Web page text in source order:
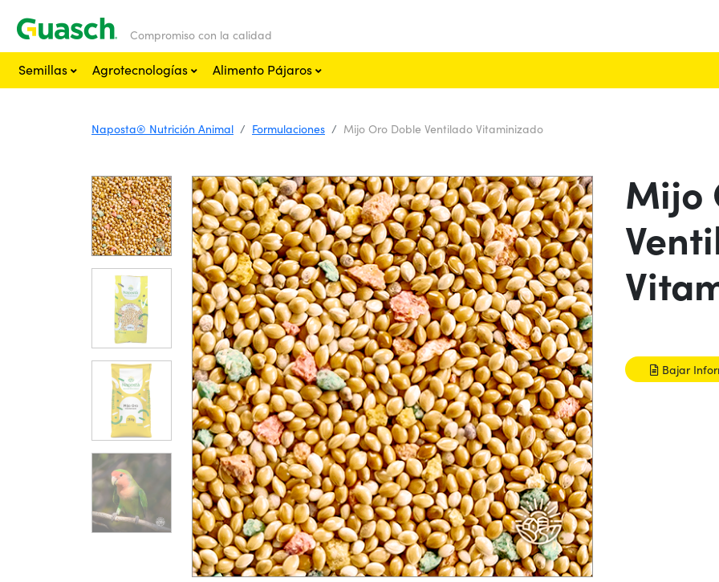
Compromiso con la calidad
Semillas
Agrotecnologías Alimento Pájaros
Naposta® Nutrición Animal Formulaciones Mijo Oro Doble Ventilado Vitaminizado
Mijo
Bajar